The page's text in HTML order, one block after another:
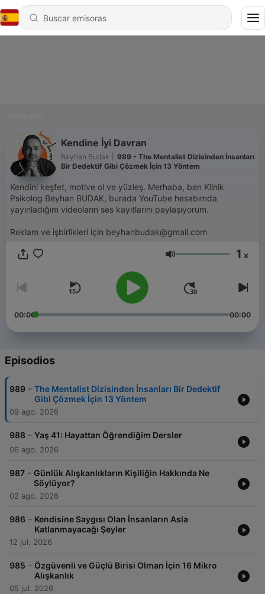
Kendine İyi Davran
Beyhan Budak
989 - The Mentalist Dizisinden İnsanları
Bir Dedektif Gibi Çözmek İçin 13 Yöntem
Kendini keşfet, motive ol ve yüzleş. Merhaba, ben Klinik
Psikolog Beyhan BUDAK, burada YouTube hesabımda
yayınladığım videoların ses kayıtlarını paylaşıyorum.
Reklam ve işbirlikleri için beyhanbudak@gmail.com
Volumen 1 x
00:00 00:00
Episodios
989 - The Mentalist Dizisinden İnsanları Bir Dedektif
Gibi Çözmek İçin 13 Yöntem
09 ago. 2026
988 - Yaş 41: Hayattan Öğrendiğim Dersler
06 ago. 2026
987 - Günlük Alışkanlıkların Kişiliğin Hakkında Ne
Söylüyor?
02 ago. 2026
986 - Kendisine Saygısı Olan İnsanların Asla
Katlanmayacağı Şeyler
12 jul. 2026
985 - Özgüvenli ve Güçlü Birisi Olman İçin 16 Mikro
Alışkanlık
05 jul. 2026